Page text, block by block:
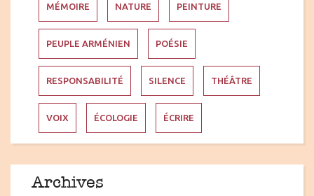
MÉMOIRE NATURE PEINTURE
PEUPLE ARMÉNIEN POÉSIE
RESPONSABILITÉ SILENCE THÉÂTRE
VOIX ÉCOLOGIE ÉCRIRE
Archives